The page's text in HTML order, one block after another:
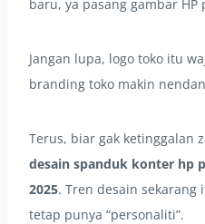
baru, ya pasang gambar HP
Jangan lupa, logo toko itu
branding toko makin
Terus, biar gak ketinggalan
desain spanduk konter hp
2025. Tren desain
tetap punya “personaliti”.